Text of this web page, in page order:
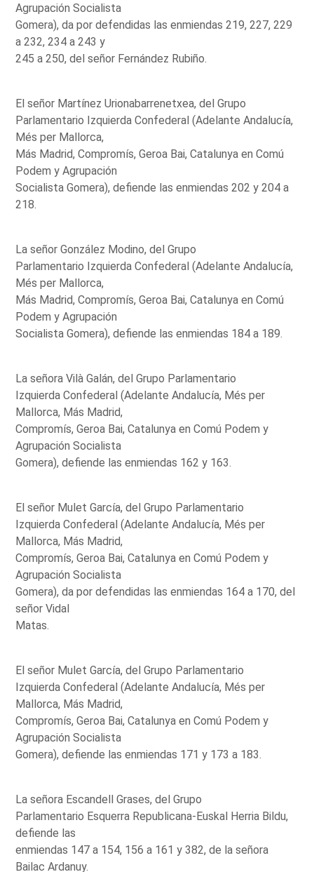
Agrupación Socialista
Gomera), da por defendidas las enmiendas 219, 227, 229
a 232, 234 a 243 y
245 a 250, del señor Fernández Rubiño.
El señor Martínez Urionabarrenetxea, del Grupo
Parlamentario Izquierda Confederal (Adelante Andalucía,
Més per Mallorca,
Más Madrid, Compromís, Geroa Bai, Catalunya en Comú
Podem y Agrupación
Socialista Gomera), defiende las enmiendas 202 y 204 a
218.
La señor González Modino, del Grupo
Parlamentario Izquierda Confederal (Adelante Andalucía,
Més per Mallorca,
Más Madrid, Compromís, Geroa Bai, Catalunya en Comú
Podem y Agrupación
Socialista Gomera), defiende las enmiendas 184 a 189.
La señora Vilà Galán, del Grupo Parlamentario
Izquierda Confederal (Adelante Andalucía, Més per
Mallorca, Más Madrid,
Compromís, Geroa Bai, Catalunya en Comú Podem y
Agrupación Socialista
Gomera), defiende las enmiendas 162 y 163.
El señor Mulet García, del Grupo Parlamentario
Izquierda Confederal (Adelante Andalucía, Més per
Mallorca, Más Madrid,
Compromís, Geroa Bai, Catalunya en Comú Podem y
Agrupación Socialista
Gomera), da por defendidas las enmiendas 164 a 170, del
señor Vidal
Matas.
El señor Mulet García, del Grupo Parlamentario
Izquierda Confederal (Adelante Andalucía, Més per
Mallorca, Más Madrid,
Compromís, Geroa Bai, Catalunya en Comú Podem y
Agrupación Socialista
Gomera), defiende las enmiendas 171 y 173 a 183.
La señora Escandell Grases, del Grupo
Parlamentario Esquerra Republicana-Euskal Herria Bildu,
defiende las
enmiendas 147 a 154, 156 a 161 y 382, de la señora
Bailac Ardanuy.